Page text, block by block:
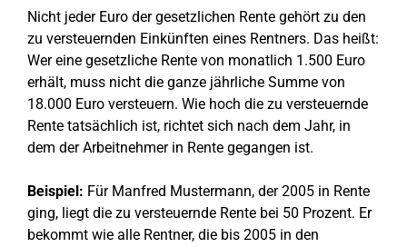
Nicht jeder Euro der gesetzlichen Rente gehört zu den
zu versteuernden Einkünften eines Rentners. Das heißt:
Wer eine gesetzliche Rente von monatlich 1.500 Euro
erhält, muss nicht die ganze jährliche Summe von
18.000 Euro versteuern. Wie hoch die zu versteuernde
Rente tatsächlich ist, richtet sich nach dem Jahr, in
dem der Arbeitnehmer in Rente gegangen ist.
Beispiel: Für Manfred Mustermann, der 2005 in Rente
ging, liegt die zu versteuernde Rente bei 50 Prozent. Er
bekommt wie alle Rentner, die bis 2005 in den